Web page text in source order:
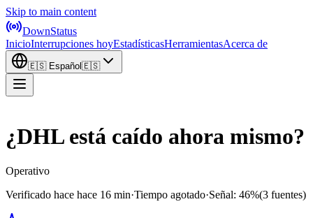
Skip to main content
DownStatus
InicioInterrupciones hoyEstadísticasHerramientasAcerca de
🇪🇸 Español 🇪🇸
¿DHL está caído ahora mismo?
Operativo
Verificado hace hace 16 min·Tiempo agotado·Señal: 46%(3 fuentes)